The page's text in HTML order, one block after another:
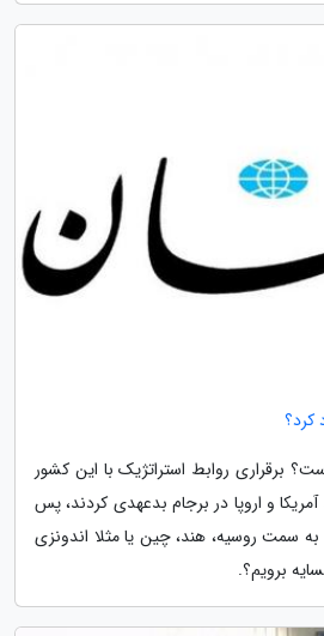
کرد؟
برقراری روابط استراتژیک با این کشور
و اروپا در برجام بدعهدی کردند، پس
به سمت روسیه، هند، چین یا مثلا اندونزی
برویم؟.